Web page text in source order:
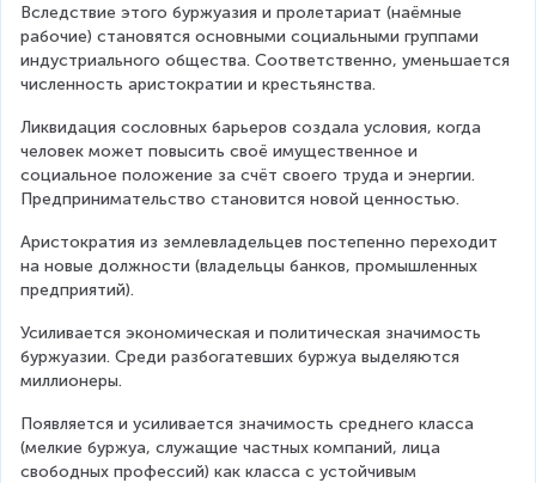
Вследствие этого буржуазия и пролетариат (наёмные
рабочие) становятся основными социальными группами
индустриального общества. Соответственно, уменьшается
численность аристократии и крестьянства.
Ликвидация сословных барьеров создала условия, когда
человек может повысить своё имущественное и
социальное положение за счёт своего труда и энергии.
Предпринимательство становится новой ценностью.
Аристократия из землевладельцев постепенно переходит
на новые должности (владельцы банков, промышленных
предприятий).
Усиливается экономическая и политическая значимость
буржуазии. Среди разбогатевших буржуа выделяются
миллионеры.
Появляется и усиливается значимость среднего класса
(мелкие буржуа, служащие частных компаний, лица
свободных профессий) как класса с устойчивым